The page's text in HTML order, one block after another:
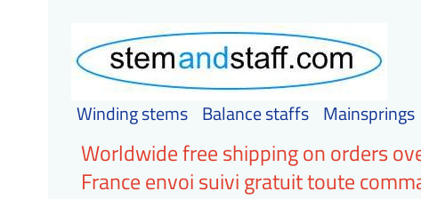
Winding stems Balance staffs Mainsprings
Worldwide free shipping on orders
France envoi suivi gratuit toute